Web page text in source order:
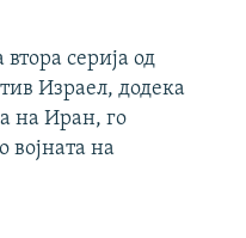
серија од
Израел, додека
на Иран, го
војната на